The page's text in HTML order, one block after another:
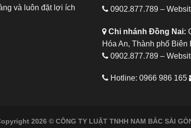
và luôn đặt lợi ích
0902.877.789 –
Chi nhánh Đồng Nai:
Hóa An, Thành phố
0902.877.789 –
Hotline: 0966 986 165
2026 © CÔNG TY LUẬT TNHH NAM BẮC SÀI